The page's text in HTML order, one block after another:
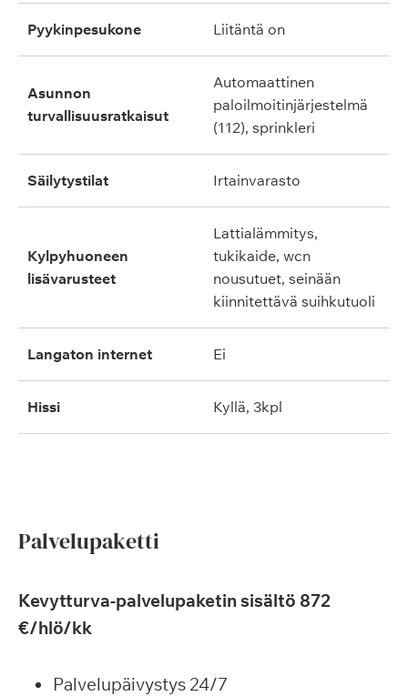
pyykinpesukone liitäntä on
asunnon
turvallisuusratkaisut
automaattinen
paloilmoitinjärjestelmä
(112), sprinkleri
säilytystilat irtainvarasto
kylpyhuoneen
lisävarusteet
lattialämmitys,
tukikaide, wcn
nousutuet, seinään
kiinnitettävä suihkutuoli
langaton internet ei
hissi kyllä, 3kpl
Palvelupaketti
Kevytturva-palvelupaketin sisältö 872
€/hlö/kk
Palvelupäivystys 24/7